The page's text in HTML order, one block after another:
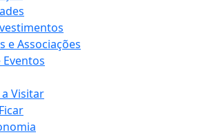
e Associações
a Visitar